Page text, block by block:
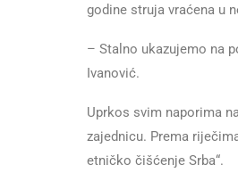
godine struja vraćena u
– Stalno ukazujemo na
Ivanović.
Uprkos svim naporima
zajednicu. Prema
etničko čišćenje Srba“.